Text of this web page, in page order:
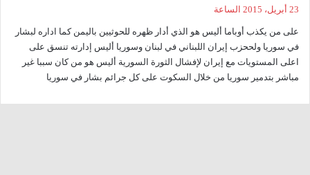
ل
23 أبريل، 2015 الساعة
على من يكذب أوباما أليس هو الذي أدار ظهره للحوثيين باليمن كما اداره لبشار
في سوريا ولححزب إيران اللبناني في لبنان وسوريا أليس إدارته تنسق على
اعلى المستويات مع إيران لإفشال الثورة السورية أليس هو من كان سببا غير
مباشر بتدمير سوريا من خلال السكوت على كل جرائم بشار في سوريا